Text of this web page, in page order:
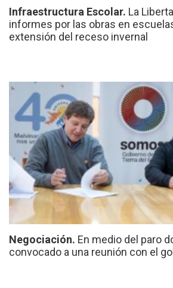
Infraestructura Escolar. La
informes por las obras en
extensión del receso invernal
Negociación. En medio del paro
convocado a una reunión con el